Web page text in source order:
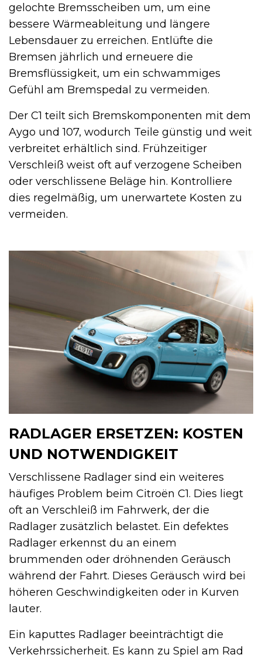
gelochte Bremsscheiben um, um eine
bessere Wärmeableitung und längere
Lebensdauer zu erreichen. Entlüfte die
Bremsen jährlich und erneuere die
Bremsflüssigkeit, um ein schwammiges
Gefühl am Bremspedal zu vermeiden.
Der C1 teilt sich Bremskomponenten mit dem
Aygo und 107, wodurch Teile günstig und weit
verbreitet erhältlich sind. Frühzeitiger
Verschleiß weist oft auf verzogene Scheiben
oder verschlissene Beläge hin. Kontrolliere
dies regelmäßig, um unerwartete Kosten zu
vermeiden.
RADLAGER ERSETZEN: KOSTEN
UND NOTWENDIGKEIT
Verschlissene Radlager sind ein weiteres
häufiges Problem beim Citroën C1. Dies liegt
oft an Verschleiß im Fahrwerk, der die
Radlager zusätzlich belastet. Ein defektes
Radlager erkennst du an einem
brummenden oder dröhnenden Geräusch
während der Fahrt. Dieses Geräusch wird bei
höheren Geschwindigkeiten oder in Kurven
lauter.
Ein kaputtes Radlager beeinträchtigt die
Verkehrssicherheit. Es kann zu Spiel am Rad